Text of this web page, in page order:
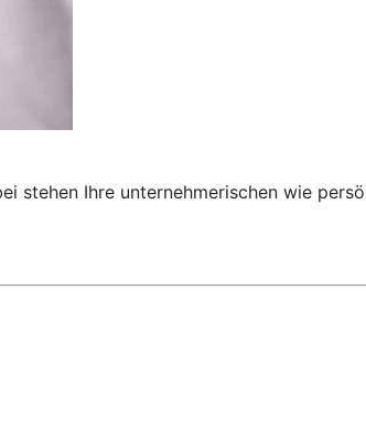
stehen Ihre unternehmerischen wie